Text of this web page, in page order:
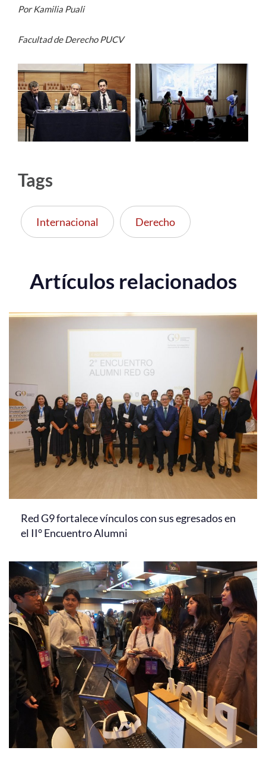
Por Kamilia Puali
Facultad de Derecho PUCV
Tags
Internacional Derecho
Artículos relacionados
Red G9 fortalece vínculos con sus egresados en
el II° Encuentro Alumni